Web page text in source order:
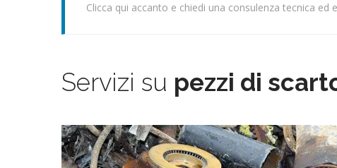
Clicca qui accanto e chiedi una consulenza tecnica
Servizi su pezzi di